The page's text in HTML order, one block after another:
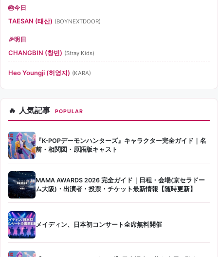
今日
TAESAN (태산) (BOYNEXTDOOR)
明日
CHANGBIN (창빈) (Stray Kids)
Heo Youngji (허영지) (KARA)
人気記事 POPULAR
『K-POPデーモンハンターズ』キャラクター完全ガイド｜名
前・相関図・原語版キャスト
MAMA AWARDS 2026 完全ガイド｜日程・会場(京セラドー
ム大阪)・出演者・投票・チケット最新情報【随時更新】
メイディン、日本初コンサート全席無料開催